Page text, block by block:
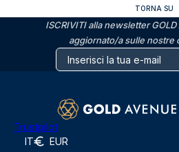
TORNA SU
ISCRIVITI alla newsletter
aggiornato/a sulle nostre
Trustpilot
IT EUR